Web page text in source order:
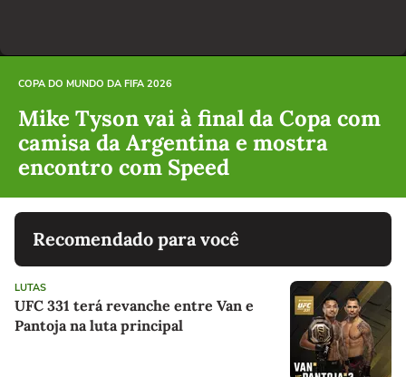
COPA DO MUNDO DA FIFA 2026
Mike Tyson vai à final da Copa com
camisa da Argentina e mostra
encontro com Speed
Recomendado para você
LUTAS
UFC 331 terá revanche entre Van e
Pantoja na luta principal